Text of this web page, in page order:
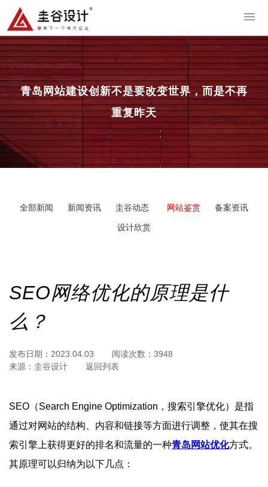
青岛网站建设创新不是要改变世界，而是不再
重复昨天
全部新闻 新闻资讯 圭谷动态 网站鉴赏 备案资讯
设计欣赏
SEO网络优化的原理是什
么？
发布日期： 2023.04.03 阅读次数： 3948
来源： 圭谷设计 返回列表
SEO（Search Engine Optimization，搜索引擎优化）是指
通过对网站的结构、内容和链接等方面进行调整，使其在搜
索引擎上获得更好的排名和流量的一种青岛网站优化方式。
其原理可以归纳为以下几点：